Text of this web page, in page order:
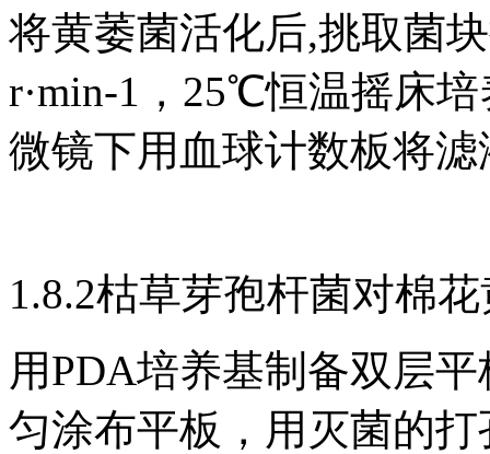
将黄萎菌活化后,挑取菌
r·min-1，25℃恒温摇床
微镜下用血球计数板将滤
1.8.2枯草芽孢杆菌对棉
用PDA培养基制备双层
匀涂布平板，用灭菌的